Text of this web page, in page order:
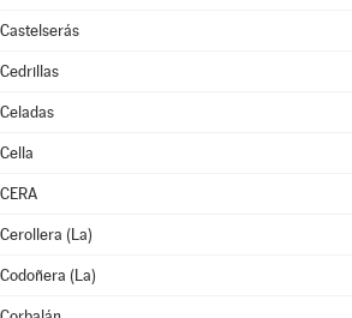
Castelserás
Cedrillas
Celadas
Cella
CERA
Cerollera (La)
Codoñera (La)